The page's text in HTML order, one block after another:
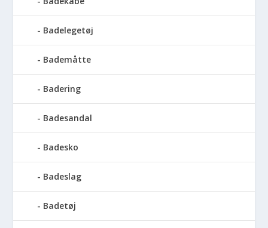
Badelegetøj
Bademåtte
Badering
Badesandal
Badesko
Badeslag
Badetøj